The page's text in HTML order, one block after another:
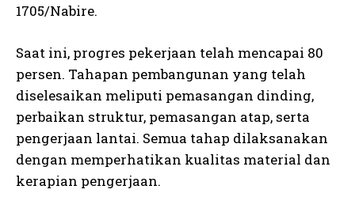
1705/Nabire.
Saat ini, progres pekerjaan telah mencapai 80
persen. Tahapan pembangunan yang telah
diselesaikan meliputi pemasangan dinding,
perbaikan struktur, pemasangan atap, serta
pengerjaan lantai. Semua tahap dilaksanakan
dengan memperhatikan kualitas material dan
kerapian pengerjaan.